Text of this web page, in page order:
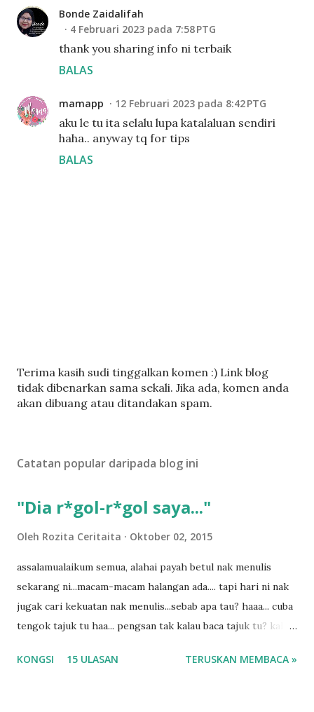
Bonde Zaidalifah
4 Februari 2023 pada 7:58 PTG
thank you sharing info ni terbaik
BALAS
mamapp 12 Februari 2023 pada 8:42 PTG
aku le tu ita selalu lupa katalaluan sendiri
haha.. anyway tq for tips
BALAS
C
a
t
l
a
Terima kasih sudi tinggalkan komen :) Link blog
tidak dibenarkan sama sekali. Jika ada, komen anda
akan dibuang atau ditandakan spam.
Catatan popular daripada blog ini
"Dia r*gol-r*gol saya..."
Oleh Rozita Ceritaita Oktober 02, 2015
assalamualaikum semua, alahai payah betul nak menulis
sekarang ni...macam-macam halangan ada.... tapi hari ni nak
jugak cari kekuatan nak menulis...sebab apa tau? haaa... cuba
tengok tajuk tu haa... pengsan tak kalau baca tajuk tu? kalau
tau? yang sebut tu anak aku....diulangi ANAK AKU ....adoiiii
KONGSI 15 ULASAN TERUSKAN MEMBACA »